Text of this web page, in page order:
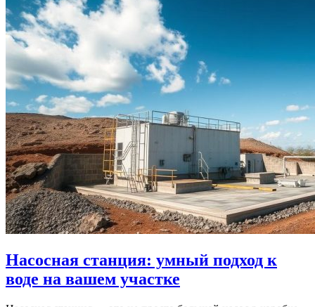
Насосная станция: умный подход к
воде на вашем участке